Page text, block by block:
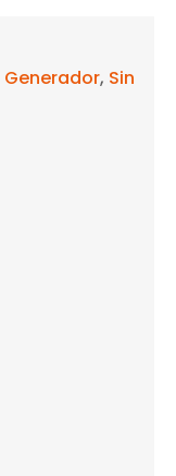
Generador, Sin